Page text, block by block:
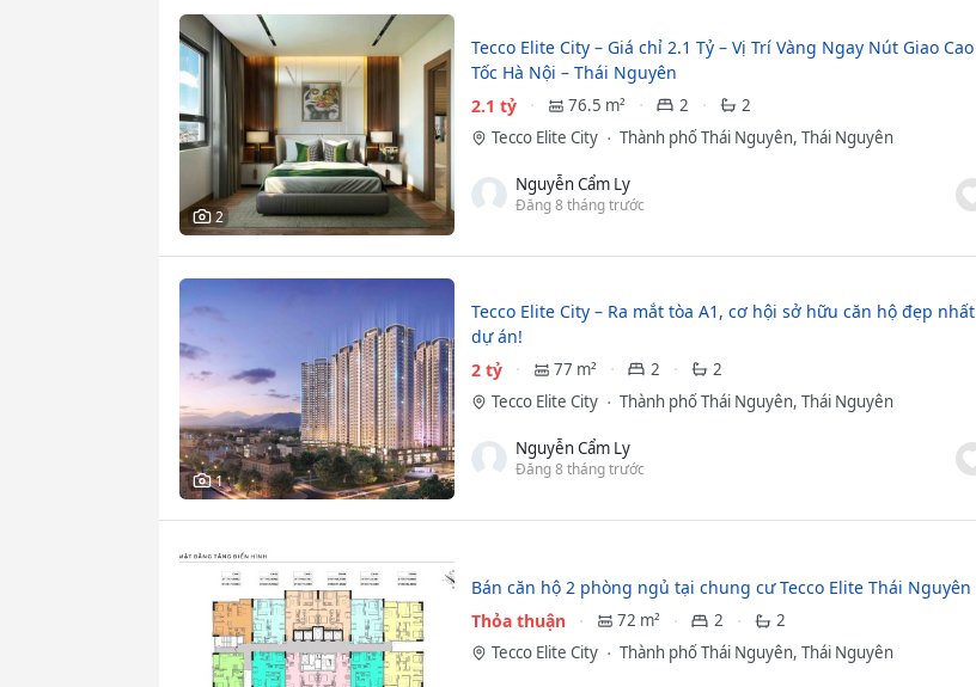
2
Tecco Elite City – Giá chỉ 2.1 Tỷ – Vị Trí Vàng Ngay Nút Giao Cao
Tốc Hà Nội – Thái Nguyên
2.1 tỷ
76.5 m² 2
2
Tecco Elite City
Thành phố Thái Nguyên, Thái Nguyên
Nguyễn Cẩm Ly
Đăng 8 tháng trước
1
Tecco Elite City – Ra mắt tòa A1, cơ hội sở hữu căn hộ đẹp nhất
dự án!
2 tỷ
77 m² 2
2
Tecco Elite City
Thành phố Thái Nguyên, Thái Nguyên
Nguyễn Cẩm Ly
Đăng 8 tháng trước
Bán căn hộ 2 phòng ngủ tại chung cư Tecco Elite Thái Nguyên
Thỏa thuận
72 m² 2
2
Tecco Elite City
Thành phố Thái Nguyên, Thái Nguyên